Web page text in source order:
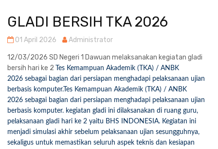
GLADI BERSIH TKA 2026
01 April 2026 Administrator
12/03/2026 SD Negeri 1 Dawuan melaksanakan kegiatan gladi
bersih hari ke 2
Tes Kemampuan Akademik (TKA) / ANBK
2026 sebagai bagian dari persiapan menghadapi pelaksanaan ujian
berbasis komputer.Tes Kemampuan Akademik (TKA) / ANBK
2026 sebagai bagian dari persiapan menghadapi pelaksanaan ujian
berbasis komputer. kegiatan gladi ini dilaksanakan di ruang guru,
pelaksanaan gladi hari ke 2 yaitu BHS INDONESIA. Kegiatan ini
menjadi simulasi akhir sebelum pelaksanaan ujian sesungguhnya,
sekaligus untuk memastikan seluruh aspek teknis dan kesiapan